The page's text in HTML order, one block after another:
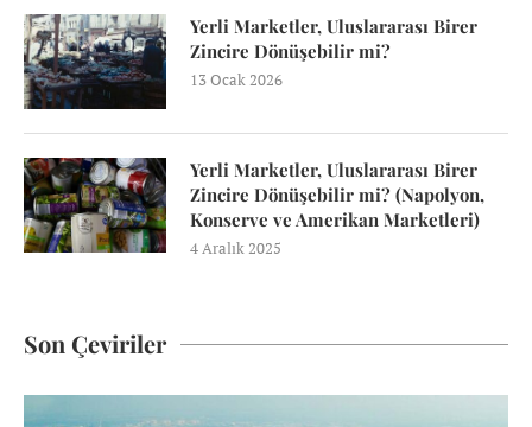
Yerli Marketler, Uluslararası Birer
Zincire Dönüşebilir mi?
13 Ocak 2026
Yerli Marketler, Uluslararası Birer
Zincire Dönüşebilir mi? (Napolyon,
Konserve ve Amerikan Marketleri)
4 Aralık 2025
Son Çeviriler